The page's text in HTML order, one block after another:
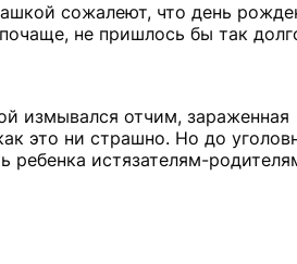
сожалеют, что день
не пришлось бы так
измывался отчим, зараженная
это ни страшно. Но до
ребенка истязателям-